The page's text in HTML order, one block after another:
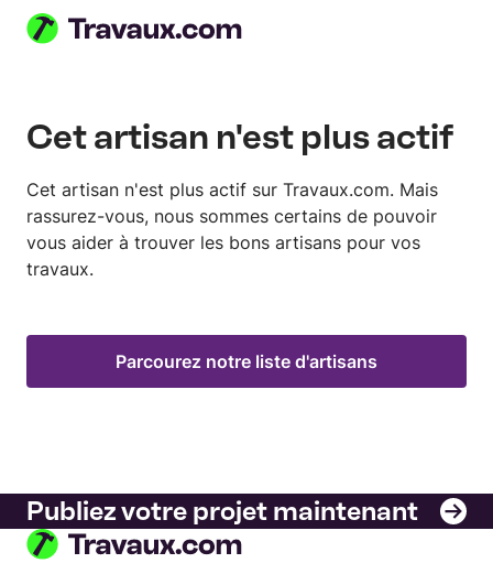
Cet artisan n'est plus actif
Cet artisan n'est plus actif sur Travaux.com. Mais
rassurez-vous, nous sommes certains de pouvoir
vous aider à trouver les bons artisans pour vos
travaux.
Parcourez notre liste d'artisans
Publiez votre projet maintenant